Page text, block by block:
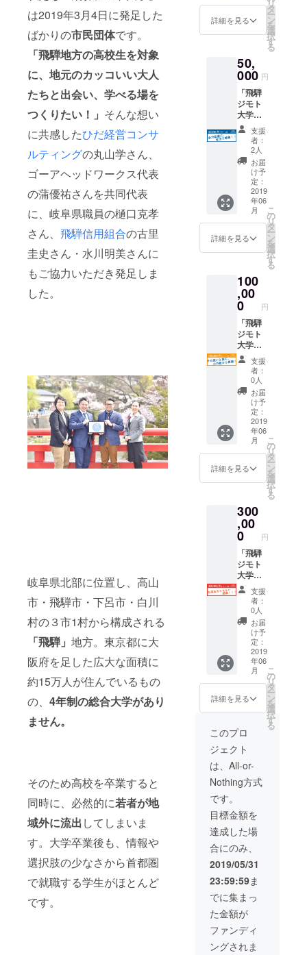
は2019年3月4日に発足した
ばかりの市民団体です。
「飛騨地方の高校生を対象
に、地元のカッコいい大人
たちと出会い、学べる場を
つくりたい！」 そんな想い
に共感したひだ経営コンサ
ルティングの丸山学さん、
ゴーアヘッドワークス代表
の蒲優祐さんを共同代表
に、岐阜県職員の樋口克孝
さん、 飛騨信用組合の古里
圭史さん・水川明美さんに
もご協力いただき発足しま
した。
岐阜県北部に位置し、高山
市・飛騨市・下呂市・白川
村の３市1村から構成される
「飛騨」 地方。東京都に大
阪府を足した広大な面積に
約15万人が住んでいるもの
の、 4年制の総合大学があり
ません。
そのため高校を卒業すると
同時に、必然的に若者が地
域外に流出してしまいま
す。大学卒業後も、情報や
選択肢の少なさから首都圏
で就職する学生がほとんど
です。
者とし
てお名
だきま
す。
ラム開
催の
モト大
学の活
動進捗
を、
メール
または
郵送で
定期的
にお送
りいた
しま
す。
③【報
告書】
に加え
て、
10000
フレッ
ト】に
も支援
者とし
てお名
前を記
載させ
ていた
だきま
す。
バー(傍
聴者)と
してご
参加い
る【プ
ログラ
ム参加
券】、
開催プ
ログラ
ムをま
とめた
【パン
フレッ
ト】の3
点を郵
送しま
す。 ②
プログ
ラム開
催の
モト大
学の活
動進捗
を、
メール
または
郵送で
定期的
にお送
りいた
しま
す。
③【報
告書】
に加え
て、
10000
部発行
ト】に
支援者
として
社名ロ
ゴを掲
載させ
ていた
だきま
す。 ④
プログ
ラム当
日、参
加高校
生に協
賛企業
紹介の
別資料
を作成
す。そ
の配布
資料に
A5サイ
ズでの
広告を
ができ
ます。
詳細を見る
リ
タ
ー
ン
を
選
択
す
る
50,
000 円
「飛騨
ジモト
大学」
の活動
を全力
で応援
してい
ただけ
る方向
けの
コース
です。
その応
援にこ
ちらも
全力
同代表
【丸山
学・蒲
優祐か
らの感
謝のお
手紙】
をお送
りさせ
ていた
だきま
す。ま
たプロ
グラム
開催の
【報告
書】や
飛騨ジ
モト大
学の活
を、
メール
または
郵送で
定期的
にお送
りいた
しま
す。 ※
当クラ
ウド
ファン
ディン
グの募
集が目
標額を
大幅に
達成
し、今
期の予
算を上
回った
場合
は、次
年度以
降の活
活用さ
せてい
ただき
ます。
その際
は改め
て、次
年度の
活動内
容等に
つい
て、事
業計画
支援
者：
2人
お届
け予
定：
2019
年06
月
詳細を見る
こ
の
リ
タ
ー
ン
を
選
択
す
る
100
,00
0 円
「飛騨
ジモト
大学」
の活動
を全力
で応援
してい
ただけ
る方向
けの
コース
です。
その応
援にこ
ちらも
心の底
感謝を
込め
て、
【実行
委員会
全員か
らのお
手紙】
をお送
りさせ
ていた
だきま
す。ま
たプロ
グラム
開催の
【報告
書】や
飛騨ジ
モト大
学の活
動進捗
を、
メール
または
郵送で
りいた
しま
す。 ※
当クラ
ウド
ファン
ディン
グの募
集が目
標額を
大幅に
達成
し、今
支援
者：
0人
お届
け予
定：
2019
年06
月
詳細を見る
こ
の
リ
タ
ー
ン
を
選
択
す
る
300
,00
0 円
「飛騨
ジモト
大学」
の活動
を全力
で応援
してい
ただけ
る方向
けの
コース
です。
その応
援にこ
ちらも
生涯忘
れられ
ない感
謝の想
いを込
めて、
【実行
プログ
ラムに
参加さ
れた高
校生か
らの感
謝のお
手紙】
をお送
りさせ
ていた
だきま
す。ま
支援
者：
0人
お届
け予
定：
2019
年06
月
詳細を見る
こ
の
リ
タ
ー
ン
を
選
択
す
る
このプロ
ジェクト
は、All-or-
Nothing方式
です。
目標金額を
達成した場
合にのみ、
2019/05/31
23:59:59ま
でに集まっ
た金額が
ファンディ
ングされま